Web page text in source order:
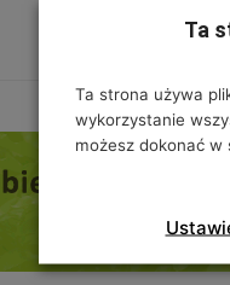
Ta
Ta strona używa
wykorzystanie
możesz dokonać w